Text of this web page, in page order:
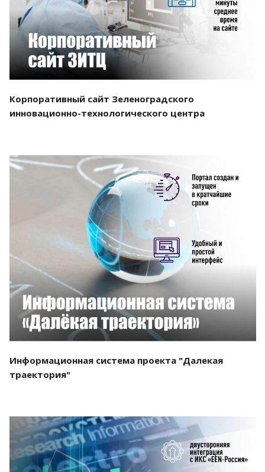
Корпоративный сайт Зеленоградского
инновационно-технологического центра
Смотреть проект
Информационная система проекта "Далекая
траектория"